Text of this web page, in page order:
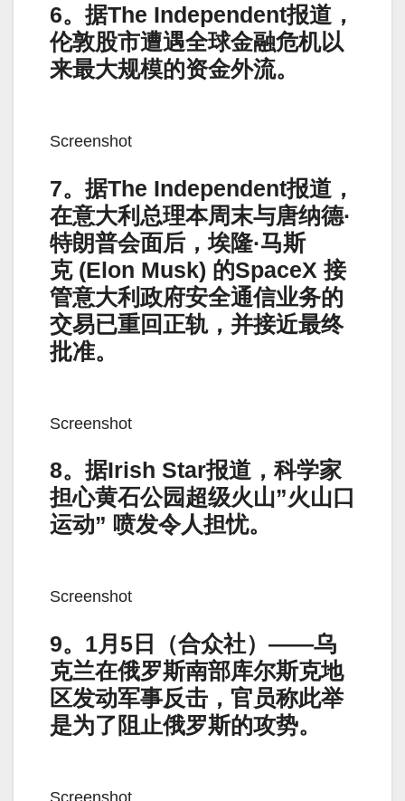
6。据The Independent报道，
伦敦股市遭遇全球金融危机以
来最大规模的资金外流。
Screenshot
7。据The Independent报道，
在意大利总理本周末与唐纳德·
特朗普会面后，埃隆·马斯
克 (Elon Musk) 的SpaceX 接
管意大利政府安全通信业务的
交易已重回正轨，并接近最终
批准。
Screenshot
8。据Irish Star报道，科学家
担心黄石公园超级火山”火山口
运动” 喷发令人担忧。
Screenshot
9。1月5日（合众社）——乌
克兰在俄罗斯南部库尔斯克地
区发动军事反击，官员称此举
是为了阻止俄罗斯的攻势。
Screenshot